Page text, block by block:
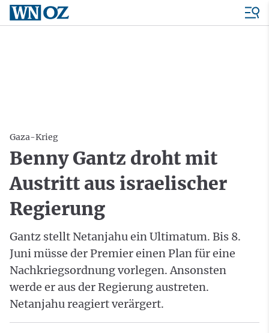
Gaza-Krieg
Benny Gantz droht mit
Austritt aus israelischer
Regierung
Gantz stellt Netanjahu ein Ultimatum. Bis 8.
Juni müsse der Premier einen Plan für eine
Nachkriegsordnung vorlegen. Ansonsten
werde er aus der Regierung austreten.
Netanjahu reagiert verärgert.